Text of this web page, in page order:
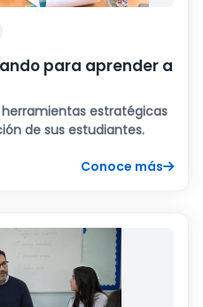
para aprender a
estratégicas
de sus estudiantes.
Conoce más